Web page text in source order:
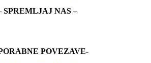
SPREMLJAJ NAS –
POVEZAVE-